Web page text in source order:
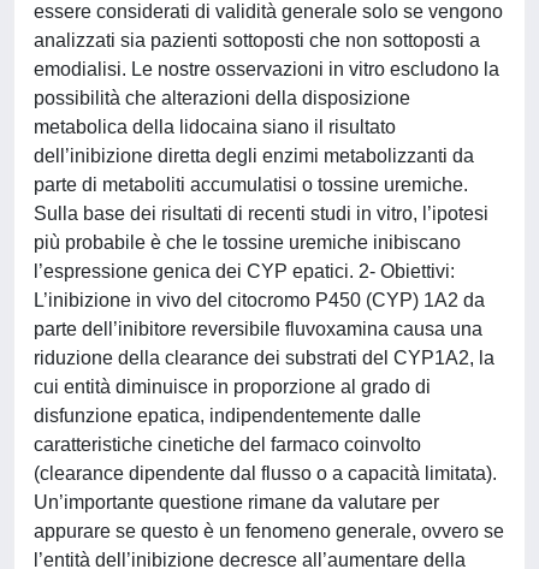
essere considerati di validità generale solo se vengono
analizzati sia pazienti sottoposti che non sottoposti a
emodialisi. Le nostre osservazioni in vitro escludono la
possibilità che alterazioni della disposizione
metabolica della lidocaina siano il risultato
dell’inibizione diretta degli enzimi metabolizzanti da
parte di metaboliti accumulatisi o tossine uremiche.
Sulla base dei risultati di recenti studi in vitro, l’ipotesi
più probabile è che le tossine uremiche inibiscano
l’espressione genica dei CYP epatici. 2- Obiettivi:
L’inibizione in vivo del citocromo P450 (CYP) 1A2 da
parte dell’inibitore reversibile fluvoxamina causa una
riduzione della clearance dei substrati del CYP1A2, la
cui entità diminuisce in proporzione al grado di
disfunzione epatica, indipendentemente dalle
caratteristiche cinetiche del farmaco coinvolto
(clearance dipendente dal flusso o a capacità limitata).
Un’importante questione rimane da valutare per
appurare se questo è un fenomeno generale, ovvero se
l’entità dell’inibizione decresce all’aumentare della